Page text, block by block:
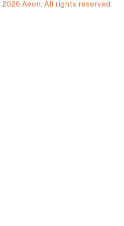
Aeon. All rights reserved.